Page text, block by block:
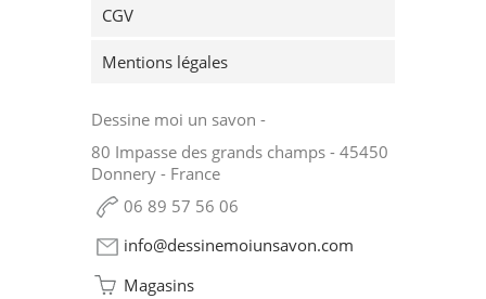
CGV
Mentions légales
Dessine moi un savon -
80 Impasse des grands champs - 45450
Donnery - France
06 89 57 56 06
info@dessinemoiunsavon.com
Magasins